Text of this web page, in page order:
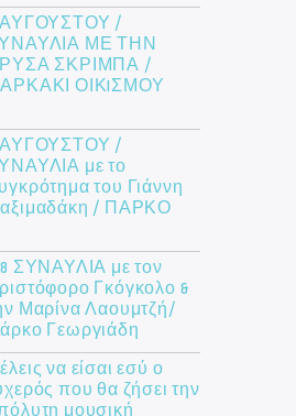
/
ΜΕ ΤΗΝ
ΣΚΡΙΜΠΑ /
ΟΙΚIΣΜΟΥ
ΑΥΓΟΥΣΤΟΥ /
με το
του Γιάννη
/ ΠΑΡΚΟ
ΣΥΝΑΥΛΙΑ με τον
Γκόγκολο &
Μαρίνα Λαουμτζή/
Γεωργιάδη
να είσαι εσύ ο
που θα ζήσει την